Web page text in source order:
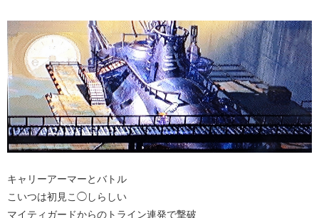
キャリーアーマーとバトル
こいつは初見こ◯しらしい
マイティガードからのトライン連発で撃破